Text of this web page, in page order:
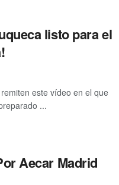
listo para el
este vídeo en el que
...
Aecar Madrid